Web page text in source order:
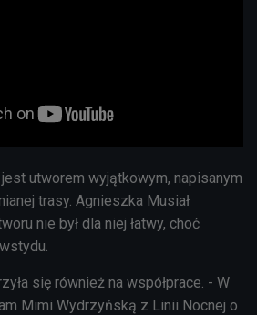
utworem wyjątkowym, napisanym
trasy. Agnieszka Musiał
nie był dla niej łatwy, choć
się również na współprace. - W
Mimi Wydrzyńską z Linii Nocnej o